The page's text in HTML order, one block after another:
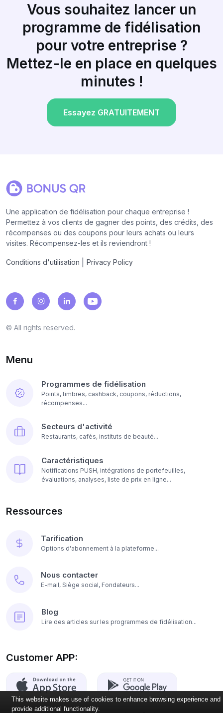
Vous souhaitez lancer un
programme de fidélisation
pour votre entreprise ?
Mettez-le en place en quelques
minutes !
Essayez GRATUITEMENT
Une application de fidélisation pour chaque entreprise !
Permettez à vos clients de gagner des points, des crédits, des
récompenses ou des coupons pour leurs achats ou leurs
visites. Récompensez-les et ils reviendront !
Conditions d'utilisation Privacy Policy
© All rights reserved.
Menu
Programmes de fidélisation
Points, timbres, cashback, coupons, réductions,
récompenses...
Secteurs d'activité
Restaurants, cafés, instituts de beauté...
Caractéristiques
Notifications PUSH, intégrations de portefeuilles,
évaluations, analyses, liste de prix en ligne...
Ressources
Tarification
Options d'abonnement à la plateforme...
Nous contacter
E-mail, Siège social, Fondateurs...
Blog
Lire des articles sur les programmes de fidélisation...
Customer APP:
This website makes use of cookies to enhance browsing experience and
provide additional functionality.